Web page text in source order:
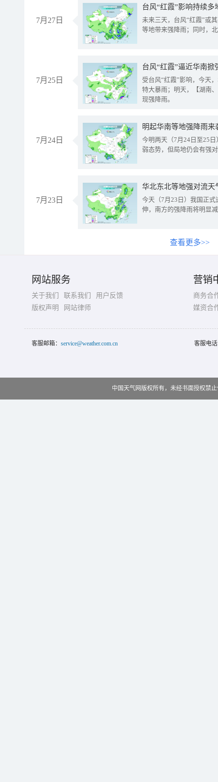
7月27日
台风“红霞”影响持续
未来三天，台风“红霞”或
等地带来强降雨；同时，
7月25日
台风“红霞”逼近华南
受台风“红霞”影响，今天
特大暴雨；明天，【湖南
现强降雨。
7月24日
明起华南等地强降雨
今明两天（7月24日至25
弱态势，但局地仍会有强
7月23日
华北东北等地强对流天
今天（7月23日）我国正
伸，南方的强降雨将明显
查看更多>>
网站服务
关于我们 联系我们
用户反馈
版权声明
网站律师
营销
商务合
媒资合
客服邮箱： service@weather.com.cn 客服电
中国天气网版权所有，未经书面授权